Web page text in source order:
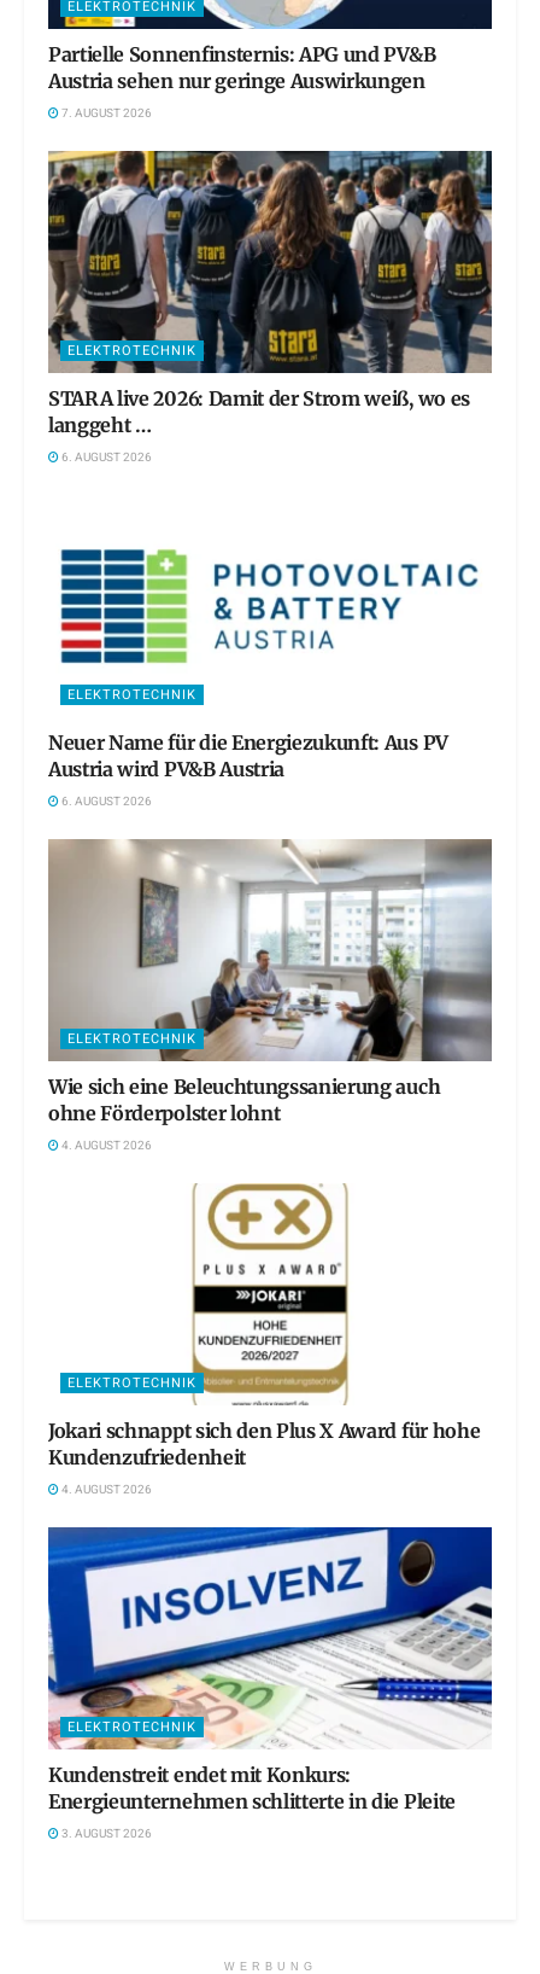
ELEKTROTECHNIK
Partielle Sonnenfinsternis: APG und PV&B
Austria sehen nur geringe Auswirkungen
7. AUGUST 2026
ELEKTROTECHNIK
STARA live 2026: Damit der Strom weiß, wo es
langgeht …
6. AUGUST 2026
ELEKTROTECHNIK
Neuer Name für die Energiezukunft: Aus PV
Austria wird PV&B Austria
6. AUGUST 2026
ELEKTROTECHNIK
Wie sich eine Beleuchtungssanierung auch
ohne Förderpolster lohnt
4. AUGUST 2026
ELEKTROTECHNIK
Jokari schnappt sich den Plus X Award für hohe
Kundenzufriedenheit
4. AUGUST 2026
ELEKTROTECHNIK
Kundenstreit endet mit Konkurs:
Energieunternehmen schlitterte in die Pleite
3. AUGUST 2026
WERBUNG